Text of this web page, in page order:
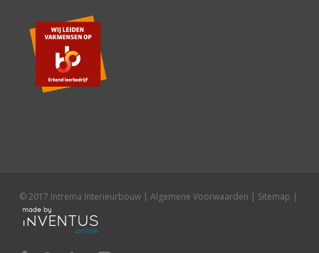
© 2017 Intrema Interieurbouw | Algemene Voorwaarden | Sitemap |